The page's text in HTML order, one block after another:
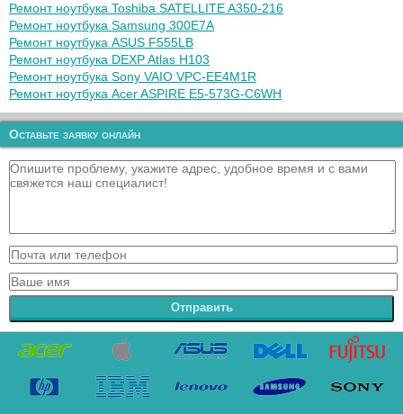
Ремонт ноутбука Toshiba SATELLITE A350-216
Ремонт ноутбука Samsung 300E7A
Ремонт ноутбука ASUS F555LB
Ремонт ноутбука DEXP Atlas H103
Ремонт ноутбука Sony VAIO VPC-EE4M1R
Ремонт ноутбука Acer ASPIRE E5-573G-C6WH
Оставьте заявку онлайн
Отправить